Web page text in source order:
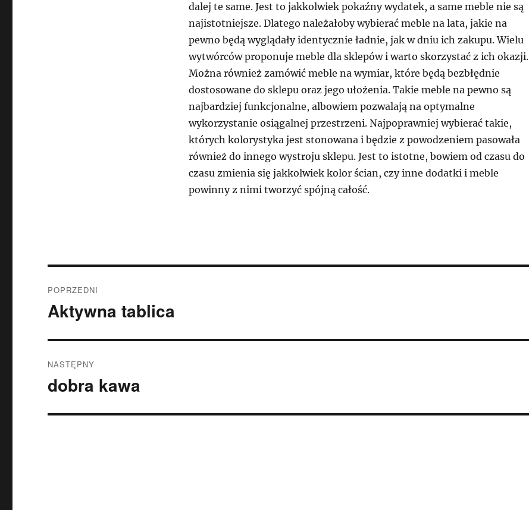
dalej te same. Jest to jakkolwiek pokaźny wydatek, a same meble nie są
najistotniejsze. Dlatego należałoby wybierać meble na lata, jakie na
pewno będą wyglądały identycznie ładnie, jak w dniu ich zakupu. Wielu
wytwórców proponuje meble dla sklepów i warto skorzystać z ich okazji.
Można również zamówić meble na wymiar, które będą bezbłędnie
dostosowane do sklepu oraz jego ułożenia. Takie meble na pewno są
najbardziej funkcjonalne, albowiem pozwalają na optymalne
wykorzystanie osiągalnej przestrzeni. Najpoprawniej wybierać takie,
których kolorystyka jest stonowana i będzie z powodzeniem pasowała
również do innego wystroju sklepu. Jest to istotne, bowiem od czasu do
czasu zmienia się jakkolwiek kolor ścian, czy inne dodatki i meble
powinny z nimi tworzyć spójną całość.
wpisu
POPRZEDNI
Poprzedni
Aktywna tablica
NASTĘPNY
Następny
dobra kawa